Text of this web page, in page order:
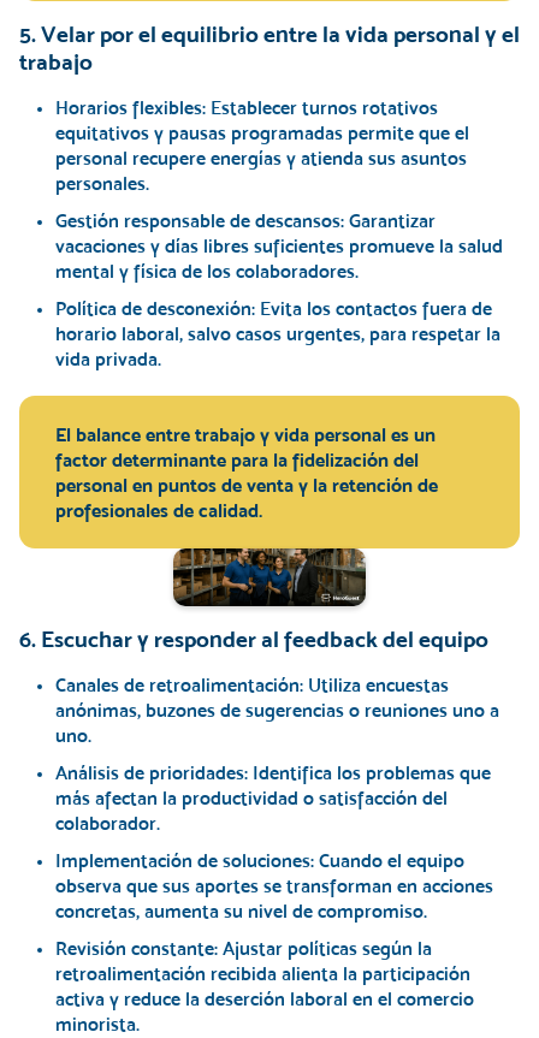
5. Velar por el equilibrio entre la vida personal y el
trabajo
Horarios flexibles: Establecer turnos rotativos
equitativos y pausas programadas permite que el
personal recupere energías y atienda sus asuntos
personales.
Gestión responsable de descansos: Garantizar
vacaciones y días libres suficientes promueve la salud
mental y física de los colaboradores.
Política de desconexión: Evita los contactos fuera de
horario laboral, salvo casos urgentes, para respetar la
vida privada.
El balance entre trabajo y vida personal es un
factor determinante para la fidelización del
personal en puntos de venta y la retención de
profesionales de calidad.
6. Escuchar y responder al feedback del equipo
Canales de retroalimentación: Utiliza encuestas
anónimas, buzones de sugerencias o reuniones uno a
uno.
Análisis de prioridades: Identifica los problemas que
más afectan la productividad o satisfacción del
colaborador.
Implementación de soluciones: Cuando el equipo
observa que sus aportes se transforman en acciones
concretas, aumenta su nivel de compromiso.
Revisión constante: Ajustar políticas según la
retroalimentación recibida alienta la participación
activa y reduce la deserción laboral en el comercio
minorista.